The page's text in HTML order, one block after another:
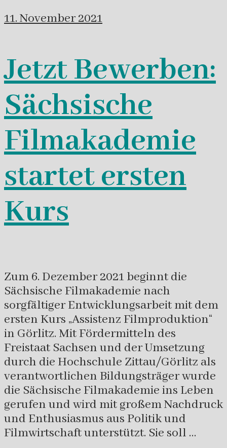
11. November 2021
Jetzt Bewerben:
Sächsische
Filmakademie
startet ersten
Kurs
Zum 6. Dezember 2021 beginnt die
Sächsische Filmakademie nach
sorgfältiger Entwicklungsarbeit mit dem
ersten Kurs „Assistenz Filmproduktion“
in Görlitz. Mit Fördermitteln des
Freistaat Sachsen und der Umsetzung
durch die Hochschule Zittau/Görlitz als
verantwortlichen Bildungsträger wurde
die Sächsische Filmakademie ins Leben
gerufen und wird mit großem Nachdruck
und Enthusiasmus aus Politik und
Filmwirtschaft unterstützt. Sie soll …